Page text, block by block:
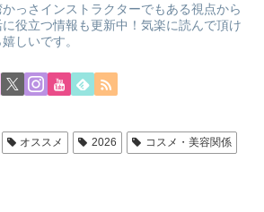
かっさインストラクターでもある視点から
に役立つ情報も更新中！気楽に読んで頂け
しいです。
オススメ 2026 コスメ・美容関係